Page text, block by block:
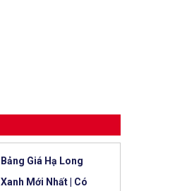
Bảng Giá Hạ Long
Xanh Mới Nhất | Có